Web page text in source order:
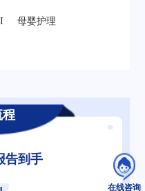
在线咨询
母婴护理
程
告到手